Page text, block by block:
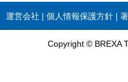
運営会社 個人情報保護方針
Copyright © BREXA